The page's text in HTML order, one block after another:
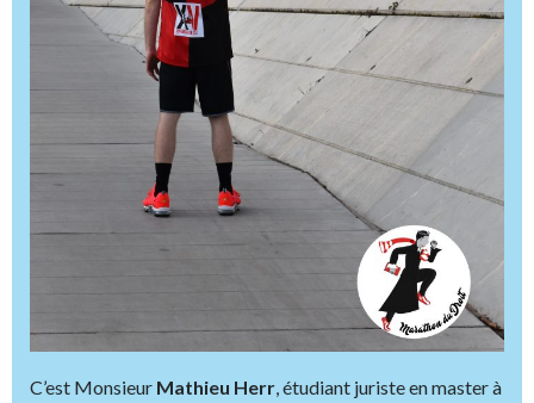
C’est Monsieur Mathieu Herr , étudiant juriste en master à